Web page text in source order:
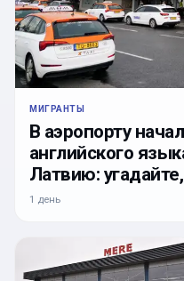
МИГРАНТЫ
В аэропорту
английского
Латвию:
1 день